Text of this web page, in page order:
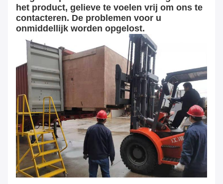
het product, gelieve te voelen vrij om ons te
contacteren. De problemen voor u
onmiddellijk worden opgelost.